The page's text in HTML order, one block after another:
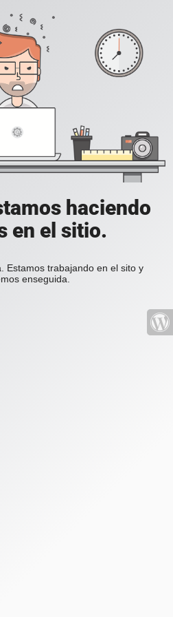
haciendo
en el sitio.
Estamos trabajando en el sito y
enseguida.